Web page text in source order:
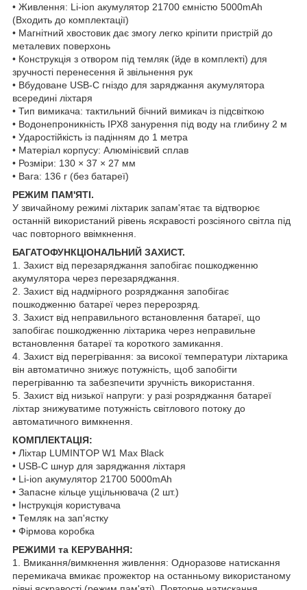
• Живлення: Li-ion акумулятор 21700 ємністю 5000mAh
(Входить до комплектації)
• Магнітний хвостовик дає змогу легко кріпити пристрій до
металевих поверхонь
• Конструкція з отвором під темляк (йде в комплекті) для
зручності перенесення й звільнення рук
• Вбудоване USB-C гніздо для заряджання акумулятора
всередині ліхтаря
• Тип вимикача: тактильний бічний вимикач із підсвіткою
• Водонепроникність IPX8 занурення під воду на глибину 2 м
• Ударостійкість із падінням до 1 метра
• Матеріал корпусу: Алюмінієвий сплав
• Розміри: 130 × 37 × 27 мм
• Вага: 136 г (без батареї)
РЕЖИМ ПАМ'ЯТІ.
У звичайному режимі ліхтарик запам'ятає та відтворює
останній використаний рівень яскравості розсіяного світла під
час повторного ввімкнення.
БАГАТОФУНКЦІОНАЛЬНИЙ ЗАХИСТ.
1. Захист від перезаряджання запобігає пошкодженню
акумулятора через перезаряджання.
2. Захист від надмірного розряджання запобігає
пошкодженню батареї через перерозряд.
3. Захист від неправильного встановлення батареї, що
запобігає пошкодженню ліхтарика через неправильне
встановлення батареї та короткого замикання.
4. Захист від перегрівання: за високої температури ліхтарика
він автоматично знижує потужність, щоб запобігти
перегріванню та забезпечити зручність використання.
5. Захист від низької напруги: у разі розряджання батареї
ліхтар знижуватиме потужність світлового потоку до
автоматичного вимкнення.
КОМПЛЕКТАЦІЯ:
• Ліхтар LUMINTOP W1 Max Black
• USB-C шнур для заряджання ліхтаря
• Li-ion акумулятор 21700 5000mAh
• Запасне кільце ущільнювача (2 шт.)
• Інструкція користувача
• Темляк на зап'ястку
• Фірмова коробка
РЕЖИМИ та КЕРУВАННЯ:
1. Вмикання/вимкнення живлення: Одноразове натискання
перемикача вмикає прожектор на останньому використаному